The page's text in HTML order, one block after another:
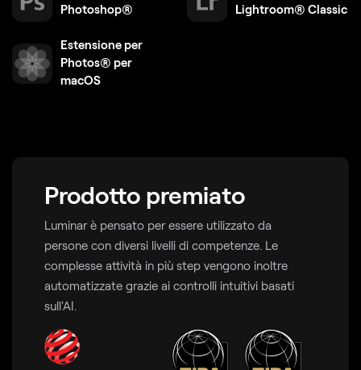
Photoshop®
Lightroom® Classic
Estensione per
Photos® per
macOS
Prodotto premiato
Luminar è pensato per essere utilizzato da
persone con diversi livelli di competenze. Le
complesse attività in più step vengono inoltre
automatizzate grazie ai controlli intuitivi basati
sull'AI.